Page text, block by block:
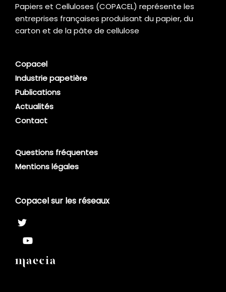
Papiers et Celluloses (COPACEL) représente les
entreprises françaises produisant du papier, du
carton et de la pâte de cellulose
Copacel
Industrie papetière
Publications
Actualités
Contact
Questions fréquentes
Mentions légales
Copacel sur les réseaux